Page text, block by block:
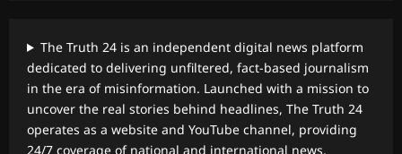
The Truth 24 is an independent digital news platform
dedicated to delivering unfiltered, fact-based journalism
in the era of misinformation. Launched with a mission to
uncover the real stories behind headlines, The Truth 24
operates as a website and YouTube channel, providing
24/7 coverage of national and international news,